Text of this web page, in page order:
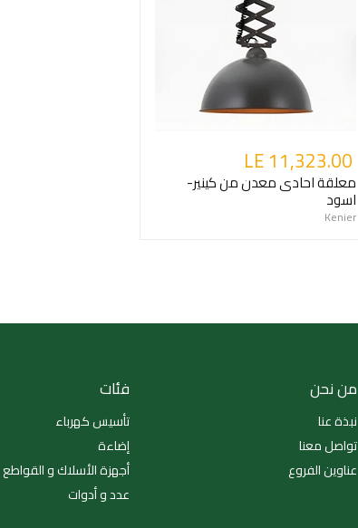
LE 11,323.00
معلقة احادى معدن من كينير-
اسود
Kenier
من نحن
نبذة عنا
تواصل معنا
عناوين الفروع
فئات
تأسيس كهرباء
إضاءة
أجهزة الأسلاك و القواطع
عدد و أدوات